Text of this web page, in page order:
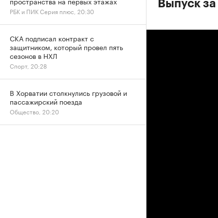
Выпуск
РБК и ПИК Серия плюс, 20:30
СКА подписал контракт с
защитником, который провел пять
сезонов в НХЛ
Спорт, 20:28
В Хорватии столкнулись грузовой и
пассажирский поезда
Общество, 20:20